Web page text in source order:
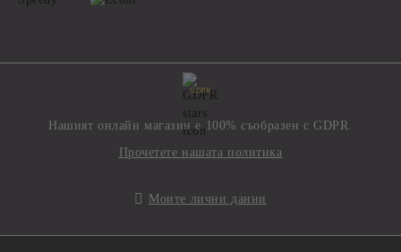
GDPR
Нашият онлайн магазин е 100% съобразен с GDPR.
Прочетете нашата политика
Моите лични данни